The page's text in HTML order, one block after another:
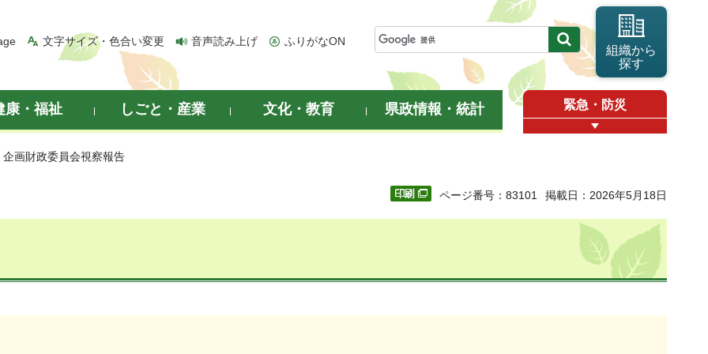
文字サイズ・色合い変更 音声読み上げ ふりがなON
組織から
探す
康・福祉 しごと・産業 文化・教育 県政情報・統計 緊急・防災
画財政委員会視察報告
ページ番号：83101 掲載日：2026年5月18日